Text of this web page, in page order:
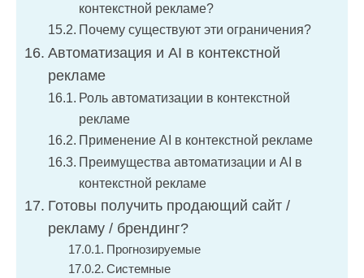
контекстной рекламе?
Почему существуют эти ограничения?
Автоматизация и AI в контекстной
рекламе
Роль автоматизации в контекстной
рекламе
Применение AI в контекстной рекламе
Преимущества автоматизации и AI в
контекстной рекламе
Готовы получить продающий сайт /
рекламу / брендинг?
Прогнозируемые
Системные